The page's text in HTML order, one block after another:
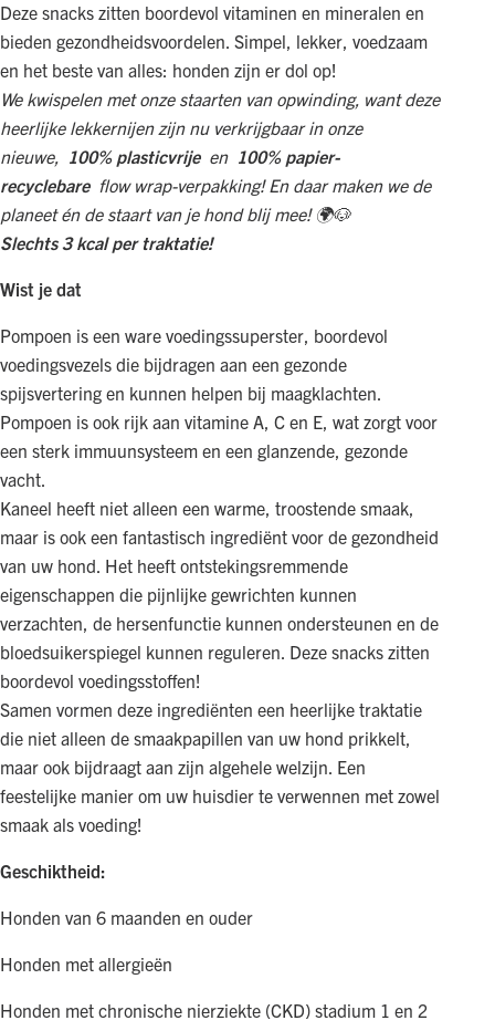
Deze snacks zitten boordevol vitaminen en mineralen en
bieden gezondheidsvoordelen. Simpel, lekker, voedzaam
en het beste van alles: honden zijn er dol op!
We kwispelen met onze staarten van opwinding, want deze
heerlijke lekkernijen zijn nu verkrijgbaar in onze
nieuwe, 100% plasticvrijeen 100% papier-
recyclebareflow wrap-verpakking! En daar maken we de
planeet én de staart van je hond blij mee! 🌍🐶
Slechts 3 kcal per traktatie!
Wist je dat
Pompoen is een ware voedingssuperster, boordevol
voedingsvezels die bijdragen aan een gezonde
spijsvertering en kunnen helpen bij maagklachten.
Pompoen is ook rijk aan vitamine A, C en E, wat zorgt voor
een sterk immuunsysteem en een glanzende, gezonde
vacht.
Kaneel heeft niet alleen een warme, troostende smaak,
maar is ook een fantastisch ingrediënt voor de gezondheid
van uw hond. Het heeft ontstekingsremmende
eigenschappen die pijnlijke gewrichten kunnen
verzachten, de hersenfunctie kunnen ondersteunen en de
bloedsuikerspiegel kunnen reguleren. Deze snacks zitten
boordevol voedingsstoffen!
Samen vormen deze ingrediënten een heerlijke traktatie
die niet alleen de smaakpapillen van uw hond prikkelt,
maar ook bijdraagt ​​aan zijn algehele welzijn. Een
feestelijke manier om uw huisdier te verwennen met zowel
smaak als voeding!
Geschiktheid:
Honden van 6 maanden en ouder
Honden met allergieën
Honden met chronische nierziekte (CKD) stadium 1 en 2